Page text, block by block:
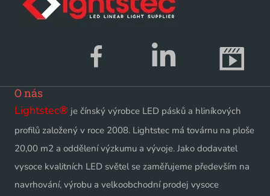
O nás
Lightstec® je čínský výrobce LED pásků a hliníkových
profilů založený v roce 2008. Lightstec má továrnu na ploše
20,00 m2 a oddělení výzkumu a vývoje. Jako dodavatel
vysoce kvalitních LED světel se zaměřujeme především na
navrhování, výrobu a velkoobchodní prodej vysoce